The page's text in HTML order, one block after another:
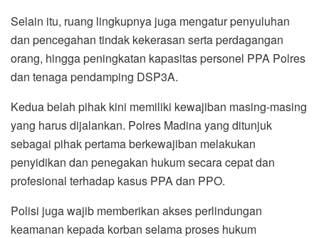
Selain itu, ruang lingkupnya juga mengatur penyuluhan
dan pencegahan tindak kekerasan serta perdagangan
orang, hingga peningkatan kapasitas personel PPA Polres
dan tenaga pendamping DSP3A.
Kedua belah pihak kini memiliki kewajiban masing-masing
yang harus dijalankan. Polres Madina yang ditunjuk
sebagai pihak pertama berkewajiban melakukan
penyidikan dan penegakan hukum secara cepat dan
profesional terhadap kasus PPA dan PPO.
Polisi juga wajib memberikan akses perlindungan
keamanan kepada korban selama proses hukum